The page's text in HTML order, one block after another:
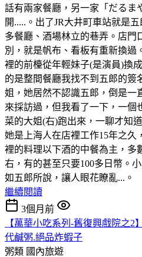
話有兩家餐廳，另一家「だるま
開.....。出了JR大井町車站就是
多餐廳、酒場林立的巷弄。店門
別，就是帆布、看板有重新換過
裡的前檯從年輕妹子(是演員)換
的是整間餐廳我找不到五郎的簽
姐，她居然不認識五郎，倒是一
來採訪過，但我看了一下，一個
菜的大姐(右)跑出來，一聊才知
她是上海人在店裡工作15年之久
裡的料理以下酒的中餐為主，多
右，有的甚至只要100多日幣。
如五郎所說，讓人眼花瞭亂...。
繼續閱讀
3個月前
【萬華小吃系列-舊復興戲院之2
代鹹粥.絕品炸蝦子
粥類 國內旅遊